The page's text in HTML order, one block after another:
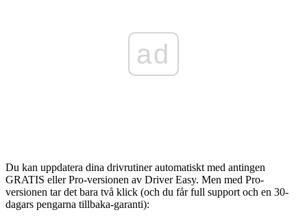
ad
Du kan uppdatera dina drivrutiner automatiskt med antingen
GRATIS eller Pro-versionen av Driver Easy. Men med Pro-
versionen tar det bara två klick (och du får full support och en 30-
dagars pengarna tillbaka-garanti):